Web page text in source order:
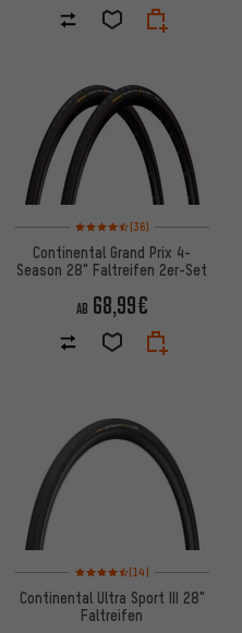
auf 16 Bewertungen
Bewertungen: 4,5 von 5
(36)
Continental Grand Prix 4-
Season 28" Faltreifen 2er-Set
AB 68,99€
Bewertungen: 4,5 von 5
(14)
Continental Ultra Sport III 28"
Faltreifen